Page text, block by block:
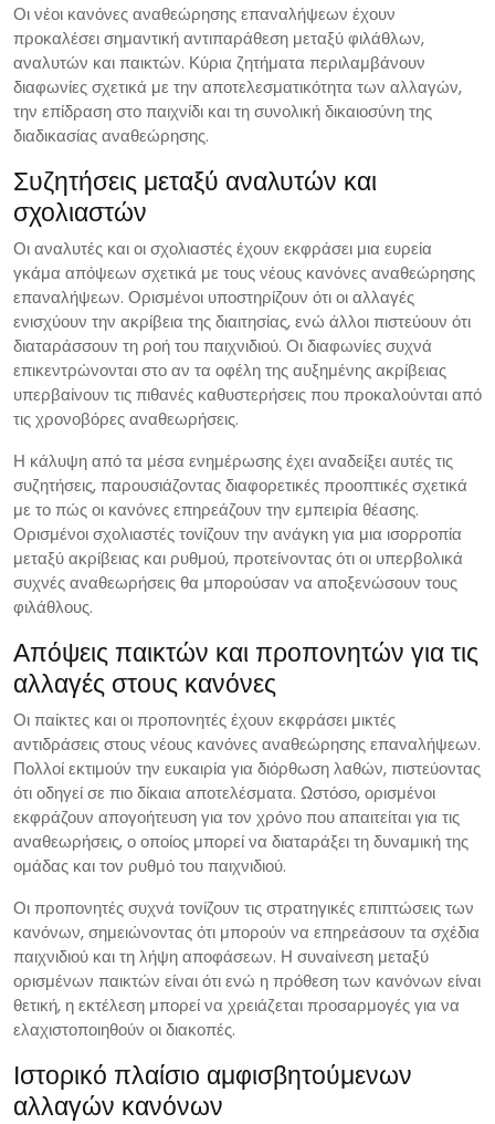
Οι νέοι κανόνες αναθεώρησης επαναλήψεων έχουν
προκαλέσει σημαντική αντιπαράθεση μεταξύ φιλάθλων,
αναλυτών και παικτών. Κύρια ζητήματα περιλαμβάνουν
διαφωνίες σχετικά με την αποτελεσματικότητα των αλλαγών,
την επίδραση στο παιχνίδι και τη συνολική δικαιοσύνη της
διαδικασίας αναθεώρησης.
Συζητήσεις μεταξύ αναλυτών και
σχολιαστών
Οι αναλυτές και οι σχολιαστές έχουν εκφράσει μια ευρεία
γκάμα απόψεων σχετικά με τους νέους κανόνες αναθεώρησης
επαναλήψεων. Ορισμένοι υποστηρίζουν ότι οι αλλαγές
ενισχύουν την ακρίβεια της διαιτησίας, ενώ άλλοι πιστεύουν ότι
διαταράσσουν τη ροή του παιχνιδιού. Οι διαφωνίες συχνά
επικεντρώνονται στο αν τα οφέλη της αυξημένης ακρίβειας
υπερβαίνουν τις πιθανές καθυστερήσεις που προκαλούνται από
τις χρονοβόρες αναθεωρήσεις.
Η κάλυψη από τα μέσα ενημέρωσης έχει αναδείξει αυτές τις
συζητήσεις, παρουσιάζοντας διαφορετικές προοπτικές σχετικά
με το πώς οι κανόνες επηρεάζουν την εμπειρία θέασης.
Ορισμένοι σχολιαστές τονίζουν την ανάγκη για μια ισορροπία
μεταξύ ακρίβειας και ρυθμού, προτείνοντας ότι οι υπερβολικά
συχνές αναθεωρήσεις θα μπορούσαν να αποξενώσουν τους
φιλάθλους.
Απόψεις παικτών και προπονητών για τις
αλλαγές στους κανόνες
Οι παίκτες και οι προπονητές έχουν εκφράσει μικτές
αντιδράσεις στους νέους κανόνες αναθεώρησης επαναλήψεων.
Πολλοί εκτιμούν την ευκαιρία για διόρθωση λαθών, πιστεύοντας
ότι οδηγεί σε πιο δίκαια αποτελέσματα. Ωστόσο, ορισμένοι
εκφράζουν απογοήτευση για τον χρόνο που απαιτείται για τις
αναθεωρήσεις, ο οποίος μπορεί να διαταράξει τη δυναμική της
ομάδας και τον ρυθμό του παιχνιδιού.
Οι προπονητές συχνά τονίζουν τις στρατηγικές επιπτώσεις των
κανόνων, σημειώνοντας ότι μπορούν να επηρεάσουν τα σχέδια
παιχνιδιού και τη λήψη αποφάσεων. Η συναίνεση μεταξύ
ορισμένων παικτών είναι ότι ενώ η πρόθεση των κανόνων είναι
θετική, η εκτέλεση μπορεί να χρειάζεται προσαρμογές για να
ελαχιστοποιηθούν οι διακοπές.
Ιστορικό πλαίσιο αμφισβητούμενων
αλλαγών κανόνων